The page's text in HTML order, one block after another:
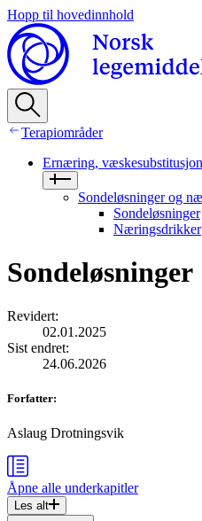
Hopp til hovedinnhold
Terapiområder
Ernæring,
Sondeløsninger og
Sondeløsninger
Næringsdrikker
Sondeløsninger
Revidert:
02.01.2025
Sist endret:
24.06.2026
Forfatter:
Aslaug Drotningsvik
Åpne alle underkapitler
Les alt